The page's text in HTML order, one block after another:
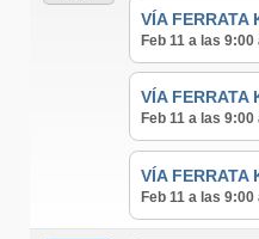
VÍA FERRATA
Feb 11 a las
VÍA FERRATA
Feb 11 a las
VÍA FERRATA
Feb 11 a las